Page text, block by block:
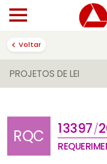
Voltar
PROJETOS DE LEI
RQC 13397/